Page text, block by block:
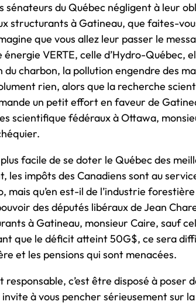
du Québec négligent à leur
structurants à Gatineau, que faites-
que vous allez leur passer le
VERTE, celle d’Hydro-Québec,
charbon, la pollution engendre des
rien, alors que la recherche
un petit effort en faveur de
scientifique fédéraux à Ottawa,
facile de se doter le Québec des
les impôts des Canadiens sont au
mais qu’en est-il de l’industrie
des députés libéraux de Jean
à Gatineau, monsieur Caire, sauf
que le déficit atteint 50G$, ce sera
et les pensions qui sont menacées.
c’est être disposé à poser
invite à vous pencher sérieusement sur